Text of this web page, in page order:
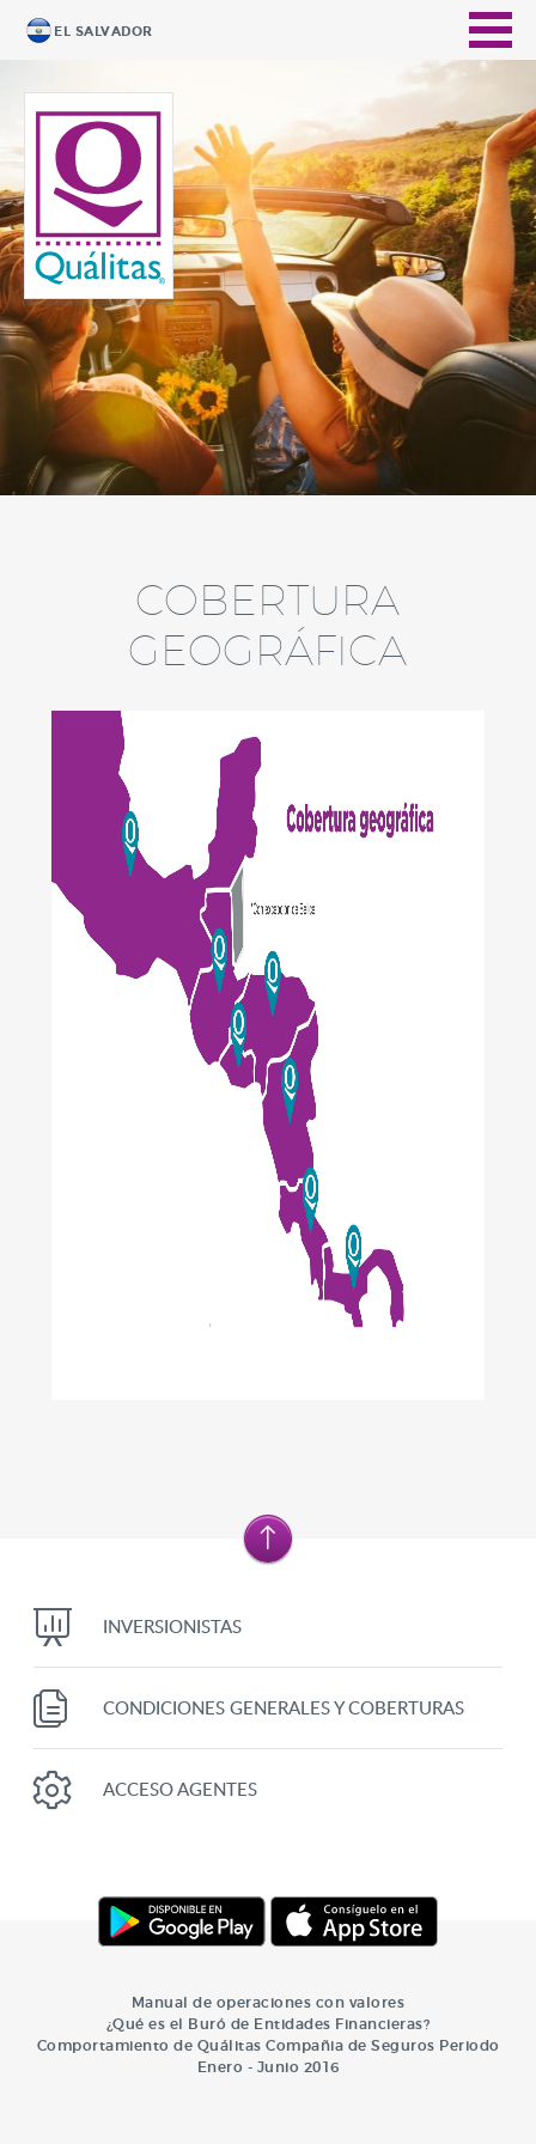
EL SALVADOR
COBERTURA
GEOGRÁFICA
INVERSIONISTAS
CONDICIONES GENERALES Y COBERTURAS
ACCESO AGENTES
Manual de operaciones con valores
¿Qué es el Buró de Entidades Financieras?
Comportamiento de Quálitas Compañia de Seguros Periodo
Enero - Junio 2016